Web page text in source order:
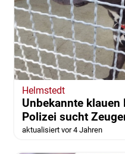
Helmstedt
Unbekannte
Polizei sucht
aktualisiert vor 4 Jahren